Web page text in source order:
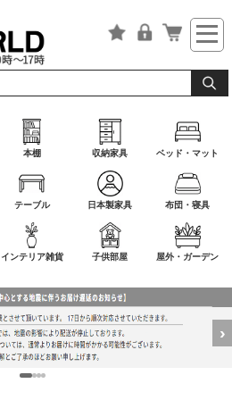
本棚 収納家具 ベッド・マット
テーブル 日本製家具 布団・寝具
インテリア雑貨 子供部屋 屋外・ガーデン
›